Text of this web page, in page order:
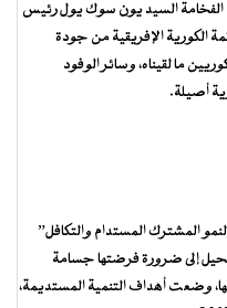
الفخامة السيد يون سوك يول رئيس
الكورية الإفريقية من جودة
ما لقيناه، وسائر الوفود
أصيلة.
المشترك المستدام والتكافل”
إلى ضرورة فرضتها جسامة
وضعت أهداف التنمية المستديمة،